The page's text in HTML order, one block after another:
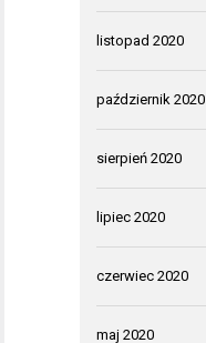
listopad 2020
październik 2020
sierpień 2020
lipiec 2020
czerwiec 2020
maj 2020